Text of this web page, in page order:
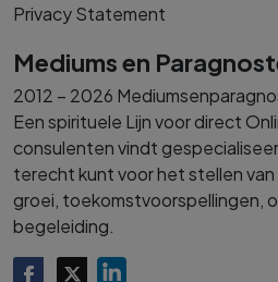
Privacy Statement
Mediums en
2012 – 2026
Een spirituele Lijn voor direct
consulenten vindt
terecht kunt voor het stellen
groei, toekomstvoorspellingen,
begeleiding.